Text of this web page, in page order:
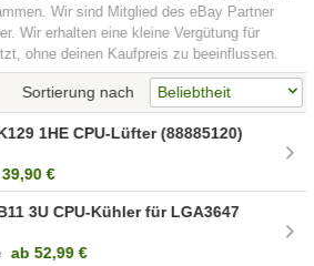
Wir sind Mitglied des eBay Partner
Wir erhalten eine kleine Vergütung für
ohne deinen Kaufpreis zu beeinflussen.
Sortierung nach
1HE CPU-Lüfter (88885120)
39,90 €
3U CPU-Kühler für LGA3647
ab 52,99 €